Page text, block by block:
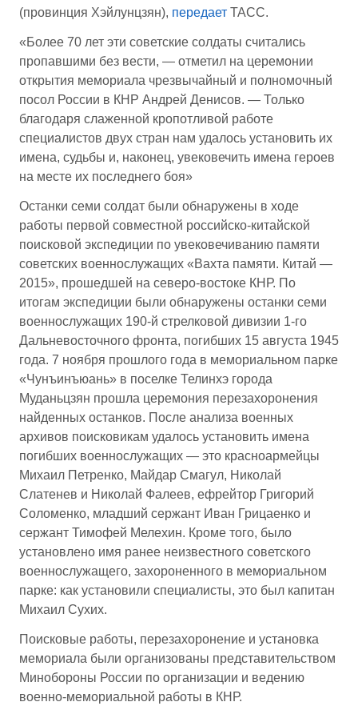
(провинция Хэйлунцзян), передает ТАСС.
«Более 70 лет эти советские солдаты считались
пропавшими без вести, — отметил на церемонии
открытия мемориала чрезвычайный и полномочный
посол России в КНР Андрей Денисов. — Только
благодаря слаженной кропотливой работе
специалистов двух стран нам удалось установить их
имена, судьбы и, наконец, увековечить имена героев
на месте их последнего боя»
Останки семи солдат были обнаружены в ходе
работы первой совместной российско-китайской
поисковой экспедиции по увековечиванию памяти
советских военнослужащих «Вахта памяти. Китай —
2015», прошедшей на северо-востоке КНР. По
итогам экспедиции были обнаружены останки семи
военнослужащих 190-й стрелковой дивизии 1-го
Дальневосточного фронта, погибших 15 августа 1945
года. 7 ноября прошлого года в мемориальном парке
«Чунъинъюань» в поселке Телинхэ города
Муданьцзян прошла церемония перезахоронения
найденных останков. После анализа военных
архивов поисковикам удалось установить имена
погибших военнослужащих — это красноармейцы
Михаил Петренко, Майдар Смагул, Николай
Слатенев и Николай Фалеев, ефрейтор Григорий
Соломенко, младший сержант Иван Грицаенко и
сержант Тимофей Мелехин. Кроме того, было
установлено имя ранее неизвестного советского
военнослужащего, захороненного в мемориальном
парке: как установили специалисты, это был капитан
Михаил Сухих.
Поисковые работы, перезахоронение и установка
мемориала были организованы представительством
Минобороны России по организации и ведению
военно-мемориальной работы в КНР.